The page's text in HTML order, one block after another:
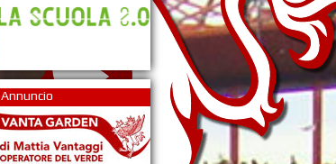
Annuncio